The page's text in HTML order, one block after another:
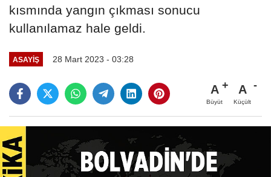
kısmında yangın çıkması sonucu
kullanılamaz hale geldi.
ASAYIŞ 28 Mart 2023 - 03:28
A
Büyüt
A
Küçült